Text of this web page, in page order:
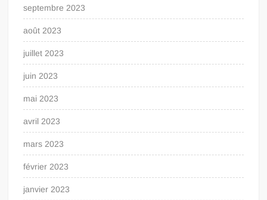
septembre 2023
août 2023
juillet 2023
juin 2023
mai 2023
avril 2023
mars 2023
février 2023
janvier 2023